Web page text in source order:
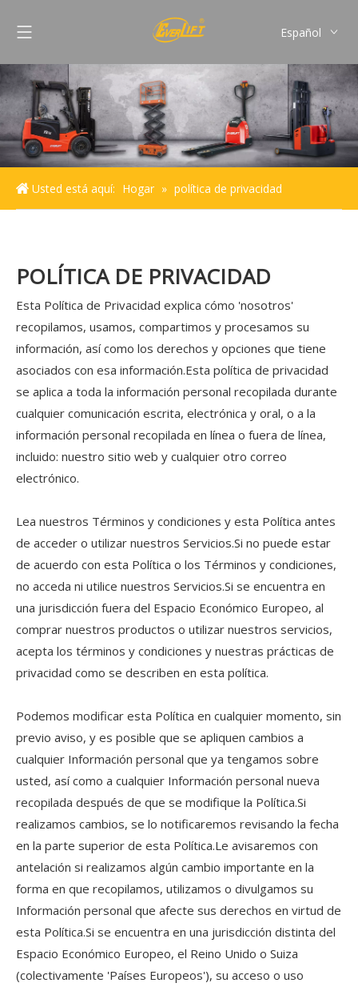
Español
Français
Pусский
Português
Usted está aquí: Hogar » política de privacidad
POLÍTICA DE PRIVACIDAD
Esta Política de Privacidad explica cómo 'nosotros'
recopilamos, usamos, compartimos y procesamos su
información, así como los derechos y opciones que tiene
asociados con esa información.Esta política de privacidad
se aplica a toda la información personal recopilada durante
cualquier comunicación escrita, electrónica y oral, o a la
información personal recopilada en línea o fuera de línea,
incluido: nuestro sitio web y cualquier otro correo
electrónico.
Lea nuestros Términos y condiciones y esta Política antes
de acceder o utilizar nuestros Servicios.Si no puede estar
de acuerdo con esta Política o los Términos y condiciones,
no acceda ni utilice nuestros Servicios.Si se encuentra en
una jurisdicción fuera del Espacio Económico Europeo, al
comprar nuestros productos o utilizar nuestros servicios,
acepta los términos y condiciones y nuestras prácticas de
privacidad como se describen en esta política.
Podemos modificar esta Política en cualquier momento, sin
previo aviso, y es posible que se apliquen cambios a
cualquier Información personal que ya tengamos sobre
usted, así como a cualquier Información personal nueva
recopilada después de que se modifique la Política.Si
realizamos cambios, se lo notificaremos revisando la fecha
en la parte superior de esta Política.Le avisaremos con
antelación si realizamos algún cambio importante en la
forma en que recopilamos, utilizamos o divulgamos su
Información personal que afecte sus derechos en virtud de
esta Política.Si se encuentra en una jurisdicción distinta del
Espacio Económico Europeo, el Reino Unido o Suiza
(colectivamente 'Países Europeos'), su acceso o uso